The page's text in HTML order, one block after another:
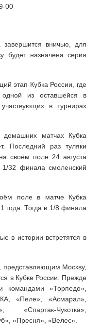
00
вничью, для
будет назначена серия
этап Кубка России, где
из оставшейся в
в турнирах
матчах Кубка
Последний раз туляки
своём поле 24 августа
1/32 финала смоленский
поле в матче Кубка
года. Тогда в 1/8 финала
в истории встретятся в
представляющим Москву,
в Кубке России. Прежде
командами «Торпедо»,
«Пеле», «Асмарал»,
«Спартак-Чукотка»,
«Пресня», «Велес».